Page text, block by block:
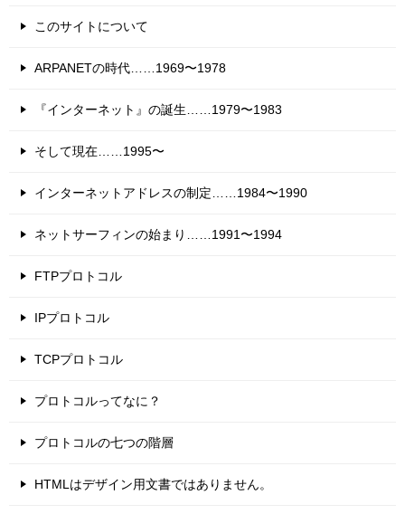
このサイトについて
ARPANETの時代……1969〜1978
『インターネット』の誕生……1979〜1983
そして現在……1995〜
インターネットアドレスの制定……1984〜1990
ネットサーフィンの始まり……1991〜1994
FTPプロトコル
IPプロトコル
TCPプロトコル
プロトコルってなに？
プロトコルの七つの階層
HTMLはデザイン用文書ではありません。